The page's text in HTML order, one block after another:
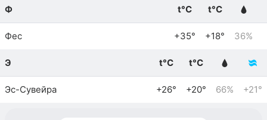
Ф t°C t°C
Фес +35° +18° 36%
Э t°C t°C
Эс-Сувейра +26° +20° 66% +21°